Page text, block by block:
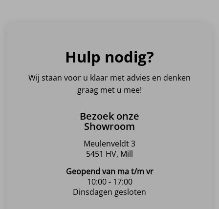
Hulp nodig?
Wij staan voor u klaar met advies en denken
graag met u mee!
Bezoek onze
Showroom
Meulenveldt 3
5451 HV, Mill
Geopend van ma t/m vr
10:00 - 17:00
Dinsdagen gesloten